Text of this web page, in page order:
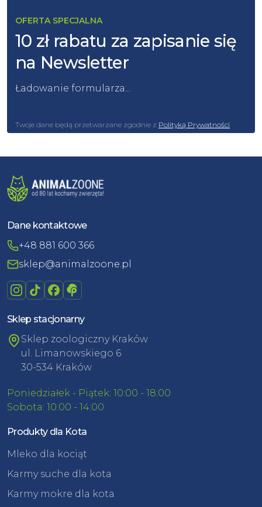
OFERTA SPECJALNA
10 zł rabatu za zapisanie się
na Newsletter
Ładowanie formularza...
Twoje dane będą przetwarzane zgodnie z Polityką Prywatności
Dane kontaktowe
+48 881 600 366
sklep@animalzoone.pl
Sklep stacjonarny
Sklep zoologiczny Kraków
ul. Limanowskiego 6
30-534 Kraków
Poniedziałek - Piątek: 10:00 - 18:00
Sobota: 10:00 - 14:00
Produkty dla Kota
Mleko dla kociąt
Karmy suche dla kota
Karmy mokre dla kota